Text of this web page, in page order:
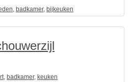
, badkamer, bijkeuken
, badkamer, keuken